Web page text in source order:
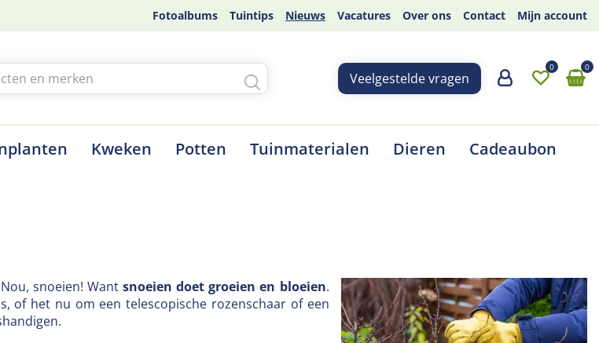
Fotoalbums Tuintips Nieuws Vacatures Over ons Contact Mijn account
Veelgestelde vragen
Kweken Potten Tuinmaterialen Dieren Cadeaubon
snoeien! Wantsnoeien doet groeien en bloeien.
of het nu om een telescopische rozenschaar of een